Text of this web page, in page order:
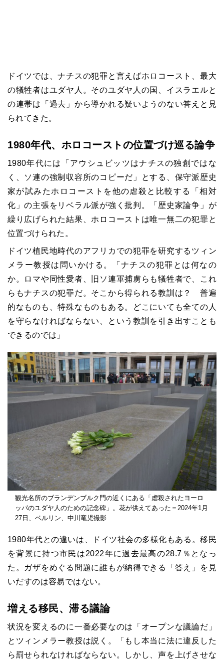
ドイツでは、ナチスの犯罪と言えばホロコースト、最大
の犠牲者はユダヤ人。そのユダヤ人の国、イスラエルと
の連帯は「過去」から導かれる疑いようのない答えと見
られてきた。
1980年代、ホロコーストの位置づけ巡る論争
1980年代には「アウシュビッツはナチスの独創ではな
く、ソ連の強制収容所のコピーだ」とする、保守派歴史
家が試みたホロコーストを他の虐殺と比較する「相対
化」の主張をリベラル派が強く批判。「歴史家論争」が
繰り広げられた結果、ホロコーストは唯一無二の犯罪と
位置づけられた。
ドイツ植民地時代のアフリカでの犯罪を研究するツィン
メラー教授は問いかける。「ナチスの犯罪とは何なの
か。ロマや同性愛者、旧ソ連軍捕虜らも犠牲者で、これ
らもナチスの犯罪だ。そこから得られる教訓は？ 普遍
的なものも、特殊なものもある。どこにいても全ての人
を守らなければならない、という教訓を引き出すことも
できるのでは」
観光名所のブランデンブルク門の近くにある「虐殺されたヨーロ
ッパのユダヤ人のための記念碑」。花が供えてあった＝2024年1月
27日、ベルリン、中川竜児撮影
1980年代との違いは、ドイツ社会の多様化もある。移民
を背景に持つ市民は2022年に過去最高の28.7％となっ
た。ガザをめぐる問題に誰もが納得できる「答え」を見
いだすのは容易ではない。
増える移民、滞る議論
状況を変えるのに一番必要なのは「オープンな議論だ」
とツィンメラー教授は説く。「もし本当に法に違反した
ら罰せられなければならない。しかし、声を上げさせな